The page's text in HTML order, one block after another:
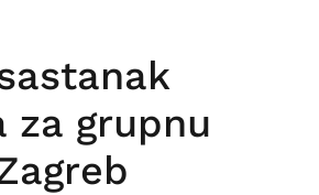
za grupnu